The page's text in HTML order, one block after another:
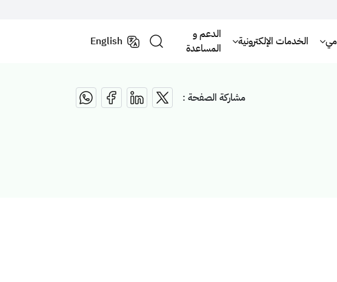
الخدمات الإلكترونية
الدعم و
المساعدة
English
مشاركة الصفحة :